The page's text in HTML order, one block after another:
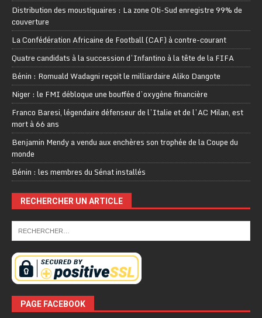
Distribution des moustiquaires : La zone Oti-Sud enregistre 99% de
couverture
La Confédération Africaine de Football (CAF) à contre-courant
Quatre candidats à la succession d’Infantino à la tête de la FIFA
Bénin : Romuald Wadagni reçoit le milliardaire Aliko Dangote
Niger : le FMI débloque une bouffée d’oxygène financière
Franco Baresi, légendaire défenseur de l’Italie et de l’AC Milan, est
mort à 66 ans
Benjamin Mendy a vendu aux enchères son trophée de la Coupe du
monde
Bénin : les membres du Sénat installés
RECHERCHER UN ARTICLE
PAGE FACEBOOK